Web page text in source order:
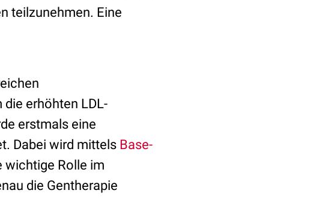
teilzunehmen. Eine
erhöhten LDL-
erstmals eine
Dabei wird mittels Base-
wichtige Rolle im
die Gentherapie